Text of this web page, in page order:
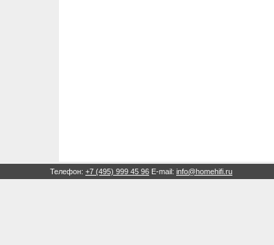
Телефон: +7 (495) 999 45 96 E-mail: info@homehifi.ru